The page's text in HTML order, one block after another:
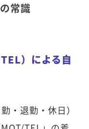
常識
）による自
・退勤・休日）